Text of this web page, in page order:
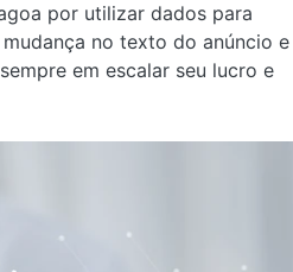
por utilizar dados para
no texto do anúncio e
em escalar seu lucro e